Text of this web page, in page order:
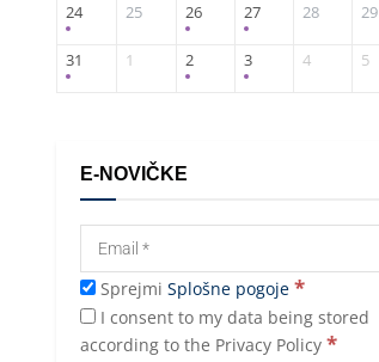
24 25 26 27 28 29
31 1 2 3 4 5
E-NOVIČKE
Sprejmi Splošne pogoje *
I consent to my data being stored
according to the Privacy Policy *